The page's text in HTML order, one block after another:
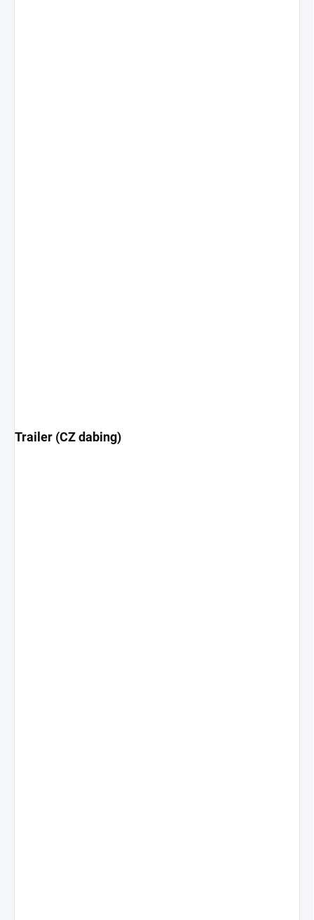
Trailer (CZ dabing)